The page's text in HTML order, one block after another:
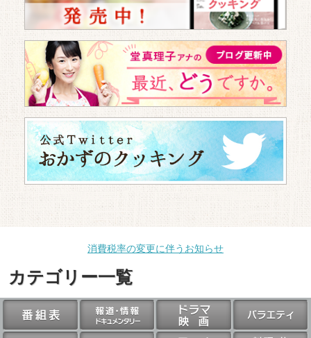
消費税率の変更に伴うお知らせ
カテゴリー一覧